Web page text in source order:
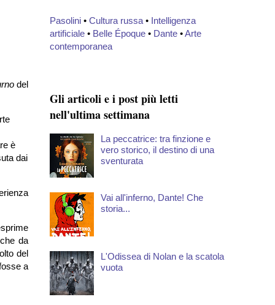
del
è
dai
da
del
a
Pasolini • Cultura russa • Intelligenza
artificiale • Belle Époque • Dante •Arte
contemporanea
Gli articoli e i post più letti
nell'ultima settimana
La peccatrice: tra finzione e
vero storico, il destino di una
sventurata
Vai all'inferno, Dante! Che
storia...
L'Odissea di Nolan e la scatola
vuota